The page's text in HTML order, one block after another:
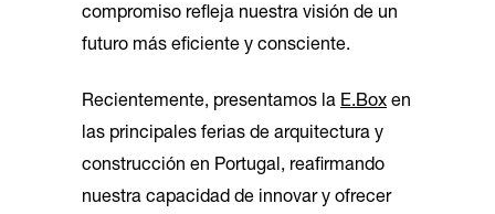
compromiso refleja nuestra visión de un
futuro más eficiente y consciente.
Recientemente, presentamos la E.Box en
las principales ferias de arquitectura y
construcción en Portugal, reafirmando
nuestra capacidad de innovar y ofrecer